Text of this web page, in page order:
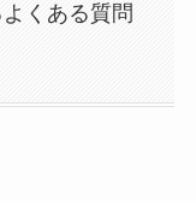
くある質問